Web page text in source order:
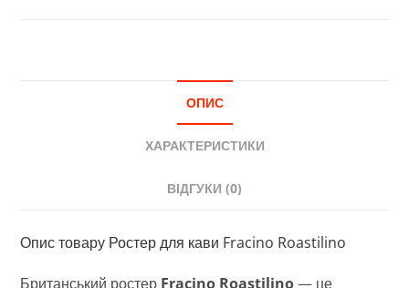
ОПИС
ХАРАКТЕРИСТИКИ
ВІДГУКИ (0)
Опис товару Ростер для кави Fracino Roastilino
Британський ростер Fracino Roastilino— це